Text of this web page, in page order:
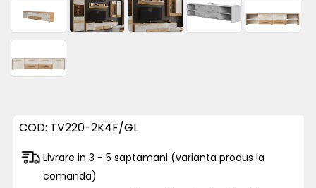
COD: TV220-2K4F/GL
Livrare in 3 - 5 saptamani (varianta produs la
comanda)